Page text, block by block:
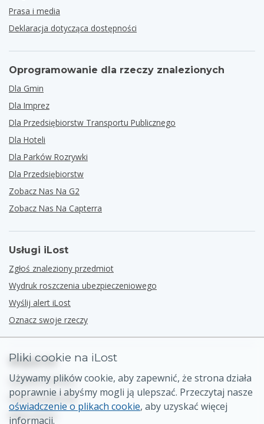
Prasa i media
Deklaracja dotycząca dostępności
Oprogramowanie dla rzeczy znalezionych
Dla Gmin
Dla Imprez
Dla Przedsiębiorstw Transportu Publicznego
Dla Hoteli
Dla Parków Rozrywki
Dla Przedsiębiorstw
Zobacz Nas Na G2
Zobacz Nas Na Capterra
Usługi iLost
Zgłoś znaleziony przedmiot
Wydruk roszczenia ubezpieczeniowego
Wyślij alert iLost
Oznacz swoje rzeczy
Wsparcie
Centrum Pomocy
Dane kontaktowe
Mapa strony
Pliki cookie na iLost
Używamy plików cookie, aby zapewnić, że strona działa
poprawnie i abyśmy mogli ją ulepszać. Przeczytaj nasze
oświadczenie o plikach cookie, aby uzyskać więcej
informacji.